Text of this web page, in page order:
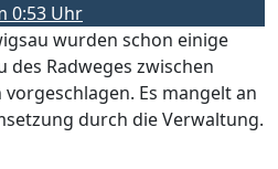
0:53 Uhr
wurden schon einige
des Radweges zwischen
Es mangelt an
durch die Verwaltung.